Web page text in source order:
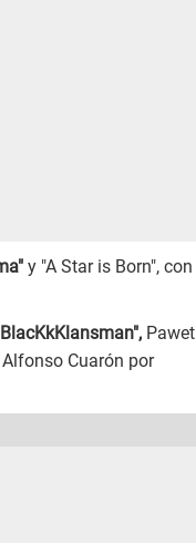
y "A Star is Born", con
Pawet
Cuarón por